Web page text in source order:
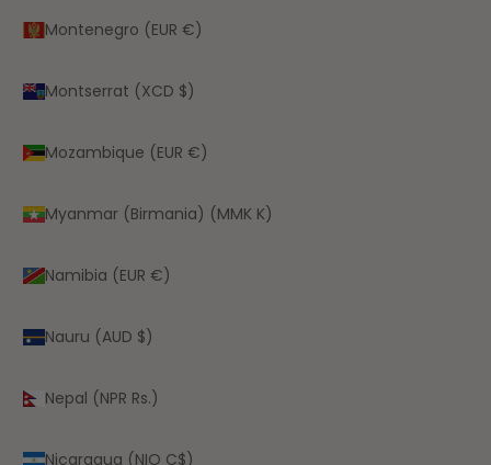
Montenegro (EUR €)
Montserrat (XCD $)
Mozambique (EUR €)
Myanmar (Birmania) (MMK K)
Namibia (EUR €)
Nauru (AUD $)
Nepal (NPR Rs.)
Nicaragua (NIO C$)